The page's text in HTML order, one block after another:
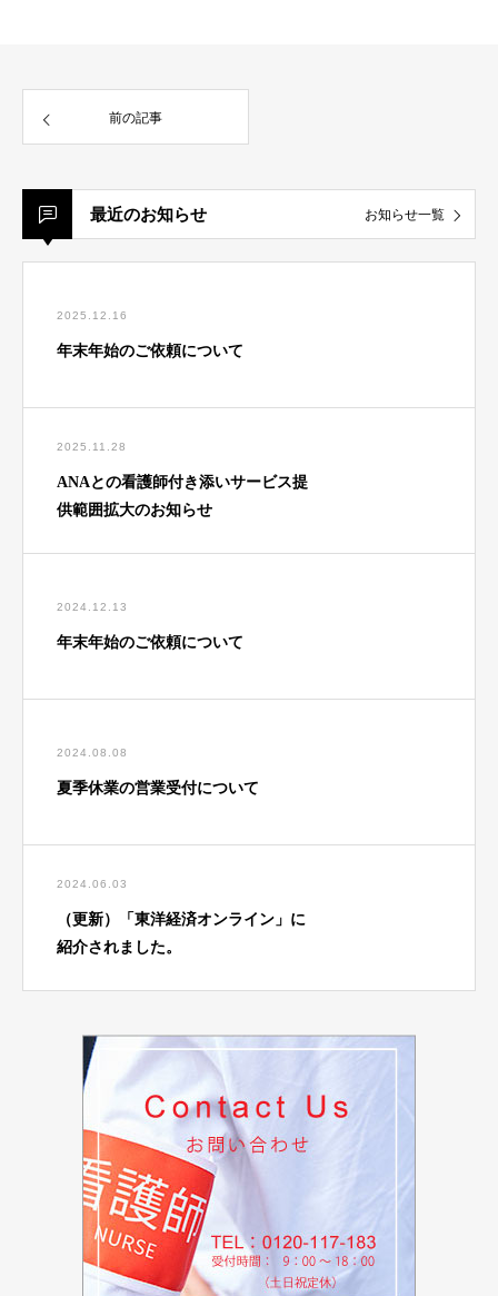
前の記事
最近のお知らせ お知らせ一覧
2025.12.16
年末年始のご依頼について
2025.11.28
ANAとの看護師付き添いサービス提
供範囲拡大のお知らせ
2024.12.13
年末年始のご依頼について
2024.08.08
夏季休業の営業受付について
2024.06.03
（更新）「東洋経済オンライン」に
紹介されました。